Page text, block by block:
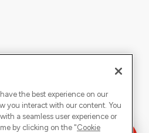
the best experience on our
you interact with our content. You
a seamless user experience or
by clicking on the "Cookie